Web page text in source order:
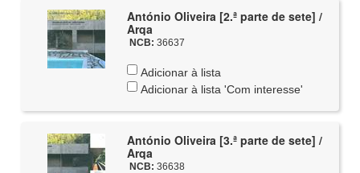
António Oliveira [2.ª parte de sete] /
Arqa
NCB: 36637
Adicionar à lista
Adicionar à lista 'Com interesse'
António Oliveira [3.ª parte de sete] /
Arqa
NCB: 36638